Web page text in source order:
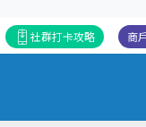
商
社群打卡攻略